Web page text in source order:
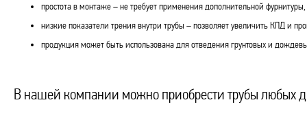
простота в монтаже – не требует применения дополнительной
низкие показатели трения внутри трубы – позволяет увеличить КПД и
продукция может быть использована для отведения грунтовых и
В нашей компании можно приобрести трубы любых